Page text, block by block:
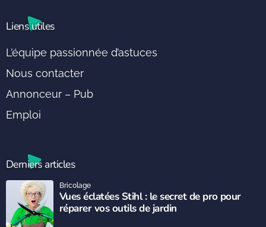
Liens utiles
L’équipe passionnée d’astuces
Nous contacter
Annonceur – Pub
Emploi
Derniers articles
Vues éclatées Stihl : le secret de pro pour
réparer vos outils de jardin
Bricolage